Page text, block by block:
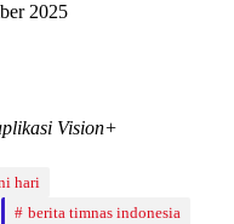
2025
Vision+
hari
berita timnas indonesia